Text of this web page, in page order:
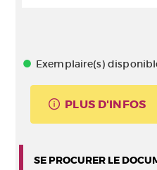
Exemplaire(s)
PLUS D'INFOS
SE PROCURER LE